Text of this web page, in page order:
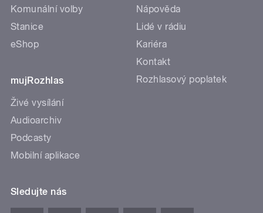
Komunální volby
Stanice
eShop
mujRozhlas
Živé vysílání
Audioarchiv
Podcasty
Mobilní aplikace
Nápověda
Lidé v rádiu
Kariéra
Kontakt
Rozhlasový poplatek
Sledujte nás